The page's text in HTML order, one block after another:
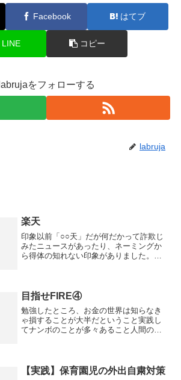
Facebook はてブ
LINE コピー
labrujaをフォローする
labruja
楽天
印象以前「○○天」だが何だかって詐欺じ
みたニュースがあったり、ネーミングか
ら得体の知れない印象がありました。カ
ませんでした。今でもネ...
目指せFIRE④
勉強したところ、お金の世界は知らなき
ゃ損することが大半だということ実践し
てナンボのことが多々あること人間の欲
異なることが少しずつ理解...
【実践】保育園児の外出自粛対策